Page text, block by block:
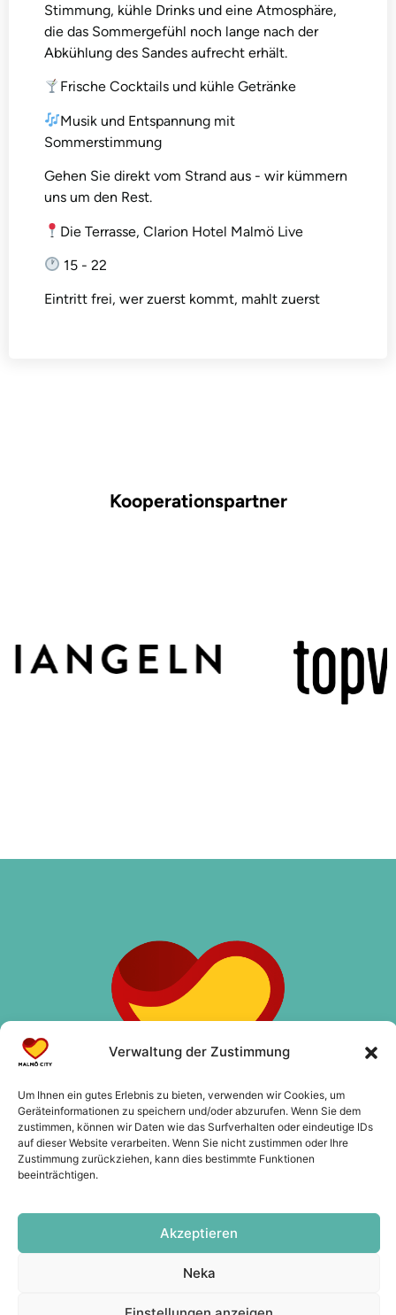
Verwaltung der Zustimmung
Um Ihnen ein gutes Erlebnis zu bieten, verwenden wir Cookies, um
Geräteinformationen zu speichern und/oder abzurufen. Wenn Sie dem
zustimmen, können wir Daten wie das Surfverhalten oder eindeutige IDs
auf dieser Website verarbeiten. Wenn Sie nicht zustimmen oder Ihre
Zustimmung zurückziehen, kann dies bestimmte Funktionen
beeinträchtigen.
Akzeptieren
Neka
Stimmung, kühle Drinks und eine Atmosphäre,
die das Sommergefühl noch lange nach der
Abkühlung des Sandes aufrecht erhält.
Frische Cocktails und kühle Getränke
Musik und Entspannung mit
Sommerstimmung
Gehen Sie direkt vom Strand aus - wir kümmern
uns um den Rest.
Die Terrasse, Clarion Hotel Malmö Live
15 - 22
Eintritt frei, wer zuerst kommt, mahlt zuerst
Kooperationspartner
Kontakt